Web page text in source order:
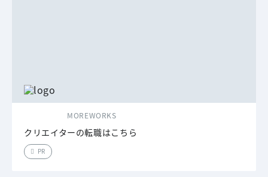
MOREWORKS
クリエイターの転職はこちら
PR